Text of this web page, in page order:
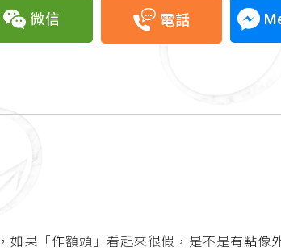
微信 電話
果「作額頭」看起來很假，是不是有點像